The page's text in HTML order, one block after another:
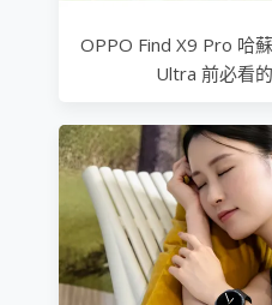
OPPO Find X9 Pro 哈
Ultra 前必看